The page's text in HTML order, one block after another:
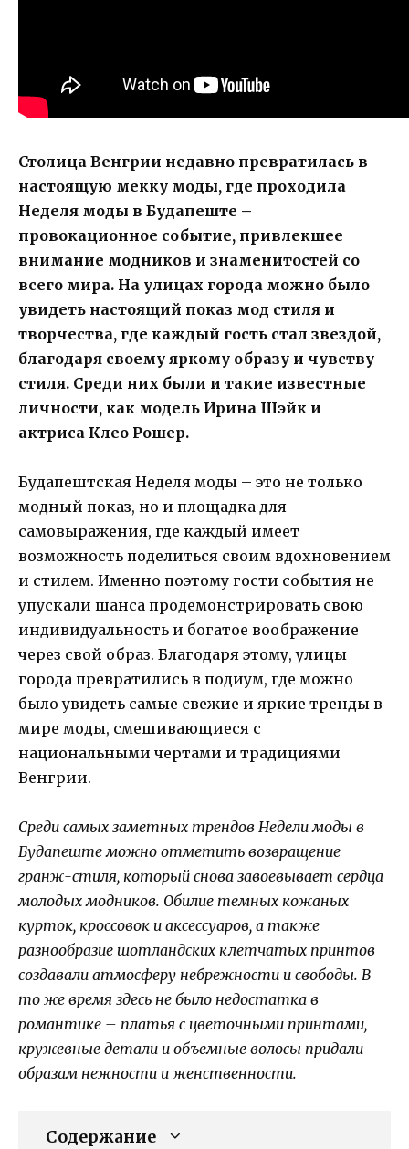
Столица Венгрии недавно превратилась в
настоящую мекку моды, где проходила
Неделя моды в Будапеште –
провокационное событие, привлекшее
внимание модников и знаменитостей со
всего мира. На улицах города можно было
увидеть настоящий показ мод стиля и
творчества, где каждый гость стал звездой,
благодаря своему яркому образу и чувству
стиля. Среди них были и такие известные
личности, как модель Ирина Шэйк и
актриса Клео Рошер.
Будапештская Неделя моды – это не только
модный показ, но и площадка для
самовыражения, где каждый имеет
возможность поделиться своим вдохновением
и стилем. Именно поэтому гости события не
упускали шанса продемонстрировать свою
индивидуальность и богатое воображение
через свой образ. Благодаря этому, улицы
города превратились в подиум, где можно
было увидеть самые свежие и яркие тренды в
мире моды, смешивающиеся с
национальными чертами и традициями
Венгрии.
Среди самых заметных трендов Недели моды в
Будапеште можно отметить возвращение
гранж-стиля, который снова завоевывает сердца
молодых модников. Обилие темных кожаных
курток, кроссовок и аксессуаров, а также
разнообразие шотландских клетчатых принтов
создавали атмосферу небрежности и свободы. В
то же время здесь не было недостатка в
романтике – платья с цветочными принтами,
кружевные детали и объемные волосы придали
образам нежности и женственности.
Содержание